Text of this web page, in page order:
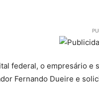
federal, o empresário
Fernando Dueire e